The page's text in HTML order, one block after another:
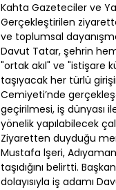
Kahta Gazeteciler ve
Gerçekleştirilen
ve toplumsal
Davut Tatar, şehrin
"ortak akıl" ve "istişare
taşıyacak her türlü
Cemiyeti’nde
geçirilmesi, iş dünyası
yönelik yapılabilecek
Ziyaretten duyduğu
Mustafa İşeri,
taşıdığını belirtti.
dolayısıyla iş adamı